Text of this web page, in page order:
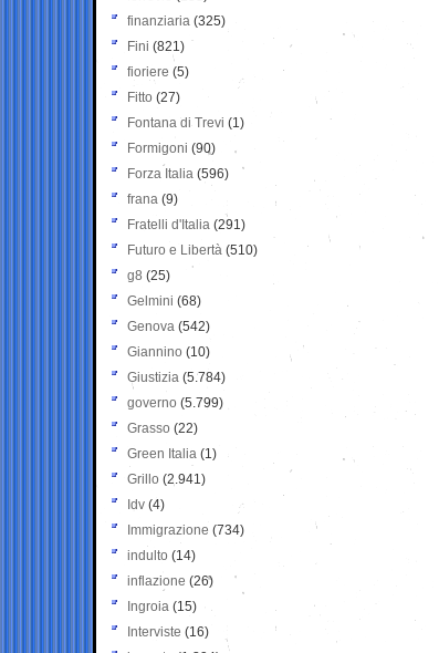
finanziaria (325)
Fini (821)
fioriere (5)
Fitto (27)
Fontana di Trevi (1)
Formigoni (90)
Forza Italia (596)
frana (9)
Fratelli d'Italia (291)
Futuro e Libertà (510)
g8 (25)
Gelmini (68)
Genova (542)
Giannino (10)
Giustizia (5.784)
governo (5.799)
Grasso (22)
Green Italia (1)
Grillo (2.941)
Idv (4)
Immigrazione (734)
indulto (14)
inflazione (26)
Ingroia (15)
Interviste (16)